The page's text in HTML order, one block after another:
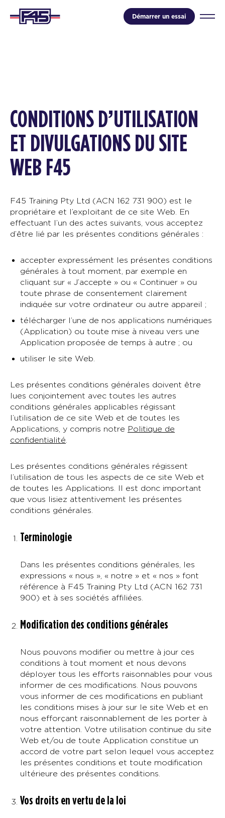
Démarrer un essai
CONDITIONS D’UTILISATION
ET DIVULGATIONS DU SITE
WEB F45
F45 Training Pty Ltd (ACN 162 731 900) est le
propriétaire et l’exploitant de ce site Web. En
effectuant l’un des actes suivants, vous acceptez
d’être lié par les présentes conditions générales :
accepter expressément les présentes conditions
générales à tout moment, par exemple en
cliquant sur « J’accepte » ou « Continuer » ou
toute phrase de consentement clairement
indiquée sur votre ordinateur ou autre appareil ;
télécharger l’une de nos applications numériques
(Application) ou toute mise à niveau vers une
Application proposée de temps à autre ; ou
utiliser le site Web.
Les présentes conditions générales doivent être
lues conjointement avec toutes les autres
conditions générales applicables régissant
l’utilisation de ce site Web et de toutes les
Applications, y compris notre Politique de
confidentialité
Les présentes conditions générales régissent
l’utilisation de tous les aspects de ce site Web et
de toutes les Applications. Il est donc important
que vous lisiez attentivement les présentes
conditions générales.
Terminologie
Dans les présentes conditions générales, les
expressions « nous », « notre » et « nos » font
référence à F45 Training Pty Ltd (ACN 162 731
900) et à ses sociétés affiliées.
Modification des conditions générales
Nous pouvons modifier ou mettre à jour ces
conditions à tout moment et nous devons
déployer tous les efforts raisonnables pour vous
informer de ces modifications. Nous pouvons
vous informer de ces modifications en publiant
les conditions mises à jour sur le site Web et en
nous efforçant raisonnablement de les porter à
votre attention. Votre utilisation continue du site
Web et/ou de toute Application constitue un
accord de votre part selon lequel vous acceptez
les présentes conditions et toute modification
ultérieure des présentes conditions.
Vos droits en vertu de la loi